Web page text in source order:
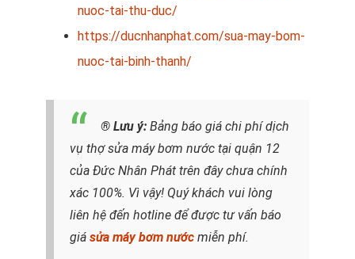
nuoc-tai-thu-duc/
https://ducnhanphat.com/sua-may-bom-
nuoc-tai-binh-thanh/
® Lưu ý: Bảng báo giá chi phí dịch
vụ thợ sửa máy bơm nước tại quận 12
của Đức Nhân Phát trên đây chưa chính
xác 100%. Vì vậy! Quý khách vui lòng
liên hệ đến hotline để được tư vấn báo
giá sửa máy bơm nước miễn phí.